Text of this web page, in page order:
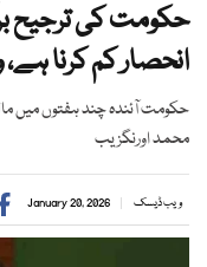
حکومت کی ترجیح
انحصار کم کرنا ہے،
حکومت آئندہ چند ہفتوں میں
محمد اورنگزیب
ویب ڈیسک January 20, 2026